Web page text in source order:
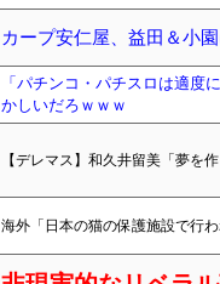
カープ安仁屋、益田＆小
「パチンコ・パチスロは適
かしいだろｗｗｗ
【デレマス】和久井留美「夢を
海外「日本の猫の保護施設で行